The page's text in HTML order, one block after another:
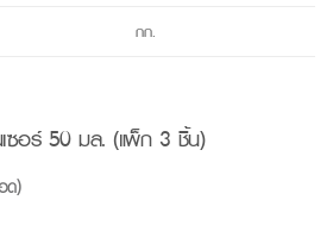
กก.
เซอร์ 50 มล. (แพ็ก 3 ชิ้น)
ด)